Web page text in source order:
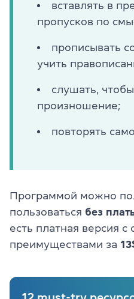
вставлять в
пропусков по
прописывать
учить
слушать,
произношение;
повторять
Программой можно
пользоваться без
есть платная версия
преимуществами за